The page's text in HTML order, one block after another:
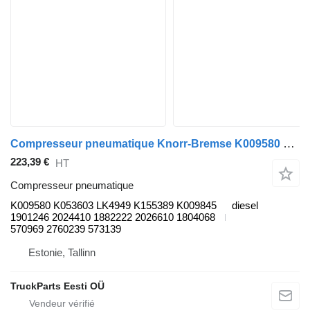
Compresseur pneumatique Knorr-Bremse K009580 pour bus Scania K,N,F-series (2006-)
223,39 € HT
Compresseur pneumatique
K009580 K053603 LK4949 K155389 K009845
1901246 2024410 1882222 2026610 1804068
570969 2760239 573139
diesel
Estonie, Tallinn
TruckParts Eesti OÜ